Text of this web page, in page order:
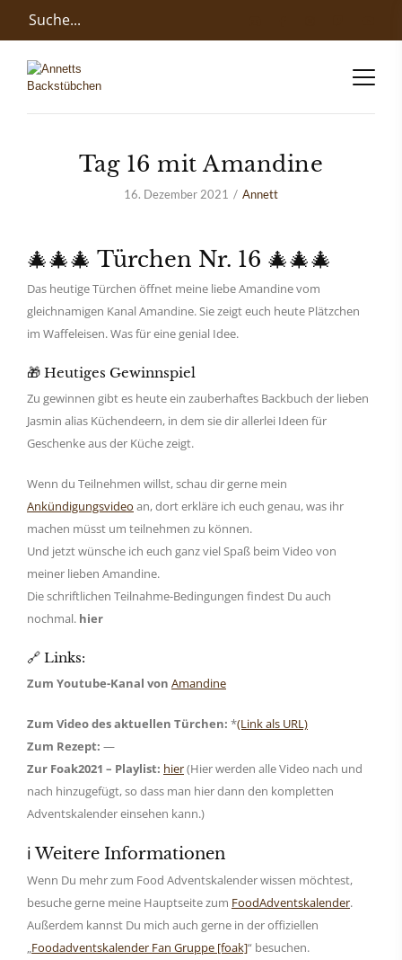
Tag 16 mit Amandine
16. Dezember 2021 Annett
🎄🎄🎄 Türchen Nr. 16 🎄🎄🎄
Das heutige Türchen öffnet meine liebe Amandine vom
gleichnamigen Kanal Amandine. Sie zeigt euch heute Plätzchen
im Waffeleisen. Was für eine genial Idee.
🎁 Heutiges Gewinnspiel
Zu gewinnen gibt es heute ein zauberhaftes Backbuch der lieben
Jasmin alias Küchendeern, in dem sie dir allerlei Ideen für
Geschenke aus der Küche zeigt.
Wenn du Teilnehmen willst, schau dir gerne mein
Ankündigungsvideo an, dort erkläre ich euch genau, was ihr
machen müsst um teilnehmen zu können.
Und jetzt wünsche ich euch ganz viel Spaß beim Video von
meiner lieben Amandine.
Die schriftlichen Teilnahme-Bedingungen findest Du auch
nochmal. hier
🔗 Links:
Zum Youtube-Kanal von Amandine
Zum Video des aktuellen Türchen: *(Link als URL)
Zum Rezept: —
Zur Foak2021 – Playlist: hier(Hier werden alle Video nach und
nach hinzugefügt, so dass man hier dann den kompletten
Adventskalender einsehen kann.)
ℹ️ Weitere Informationen
Wenn Du mehr zum Food Adventskalender wissen möchtest,
besuche gerne meine Hauptseite zum FoodAdventskalender.
Außerdem kannst Du mich auch gerne in der offiziellen
„Foodadventskalender Fan Gruppe [foak]“ besuchen.